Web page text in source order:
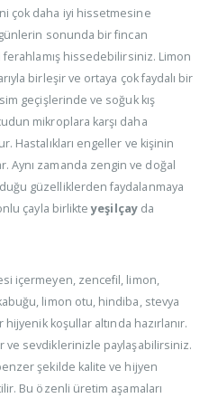
çok daha iyi hissetmesine
sonunda bir fincan
ferahlamış hissedebilirsiniz. Limon
birleşir ve ortaya çok faydalı bir
geçişlerinde ve soğuk kış
mikroplara karşı daha
Hastalıkları engeller ve kişinin
Aynı zamanda zengin ve doğal
güzelliklerden faydalanmaya
çayla birlikteyeşilçayda
içermeyen, zencefil, limon,
limon otu, hindiba, stevya
koşullar altında hazırlanır.
sevdiklerinizle paylaşabilirsiniz.
şekilde kalite ve hijyen
Bu özenli üretim aşamaları